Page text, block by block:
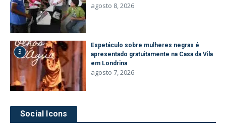
agosto 8, 2026
3
Espetáculo sobre mulheres negras é
apresentado gratuitamente na Casa da Vila
em Londrina
agosto 7, 2026
Social Icons